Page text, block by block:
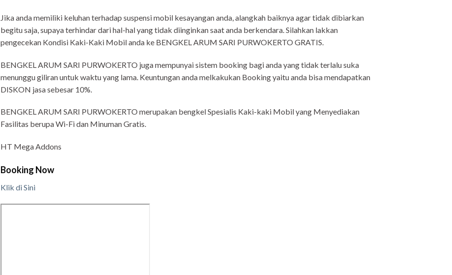
Jika anda memiliki keluhan terhadap suspensi mobil kesayangan anda, alangkah baiknya agar tidak dibiarkan
begitu saja, supaya terhindar dari hal-hal yang tidak diinginkan saat anda berkendara. Silahkan lakkan
pengecekan Kondisi Kaki-Kaki Mobil anda ke BENGKEL ARUM SARI PURWOKERTO GRATIS.
BENGKEL ARUM SARI PURWOKERTO juga mempunyai sistem booking bagi anda yang tidak terlalu suka
menunggu giliran untuk waktu yang lama. Keuntungan anda melkakukan Booking yaitu anda bisa mendapatkan
DISKON jasa sebesar 10%.
BENGKEL ARUM SARI PURWOKERTO merupakan bengkel Spesialis Kaki-kaki Mobil yang Menyediakan
Fasilitas berupa Wi-Fi dan Minuman Gratis.
HT Mega Addons
Booking Now
Klik di Sini